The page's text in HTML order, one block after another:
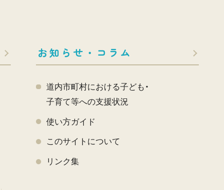
お知らせ・コラム
道内市町村における子ども・
子育て等への支援状況
使い方ガイド
このサイトについて
リンク集